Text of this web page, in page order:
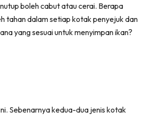
boleh cabut atau cerai. Berapa
tahan dalam setiap kotak penyejuk dan
yang sesuai untuk menyimpan ikan?
Sebenarnya kedua-dua jenis kotak